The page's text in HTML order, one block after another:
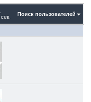
сек. Поиск пользователей